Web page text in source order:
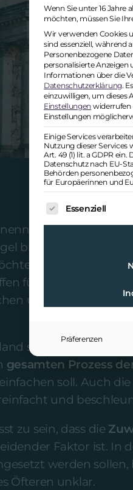
die Union die
bremst unsere
die Partei unter
für Frauen, die
und stärker in
soll eine digitale
gesamten Prozess
soll. Auch
und
zu sein, dass die
Faktor ist. In
werden
Öfteren unklar.
Wenn Sie unter 16 Jahre
möchten, müssen Sie
Wir verwenden Cookies
sind essenziell, während
Personenbezogene
personalisierte Anzeigen
Informationen über die
Datenschutzerklärung.
einzuwilligen, um dieses
Einstellungen widerrufen
Einstellungen
Einige Services
Nutzung dieser Services
Art. 49 (1) lit. a GDPR
Datenschutz nach EU-
Behörden
für Europäerinnen und
Es folgt eine
Essenziell
Präferenzen